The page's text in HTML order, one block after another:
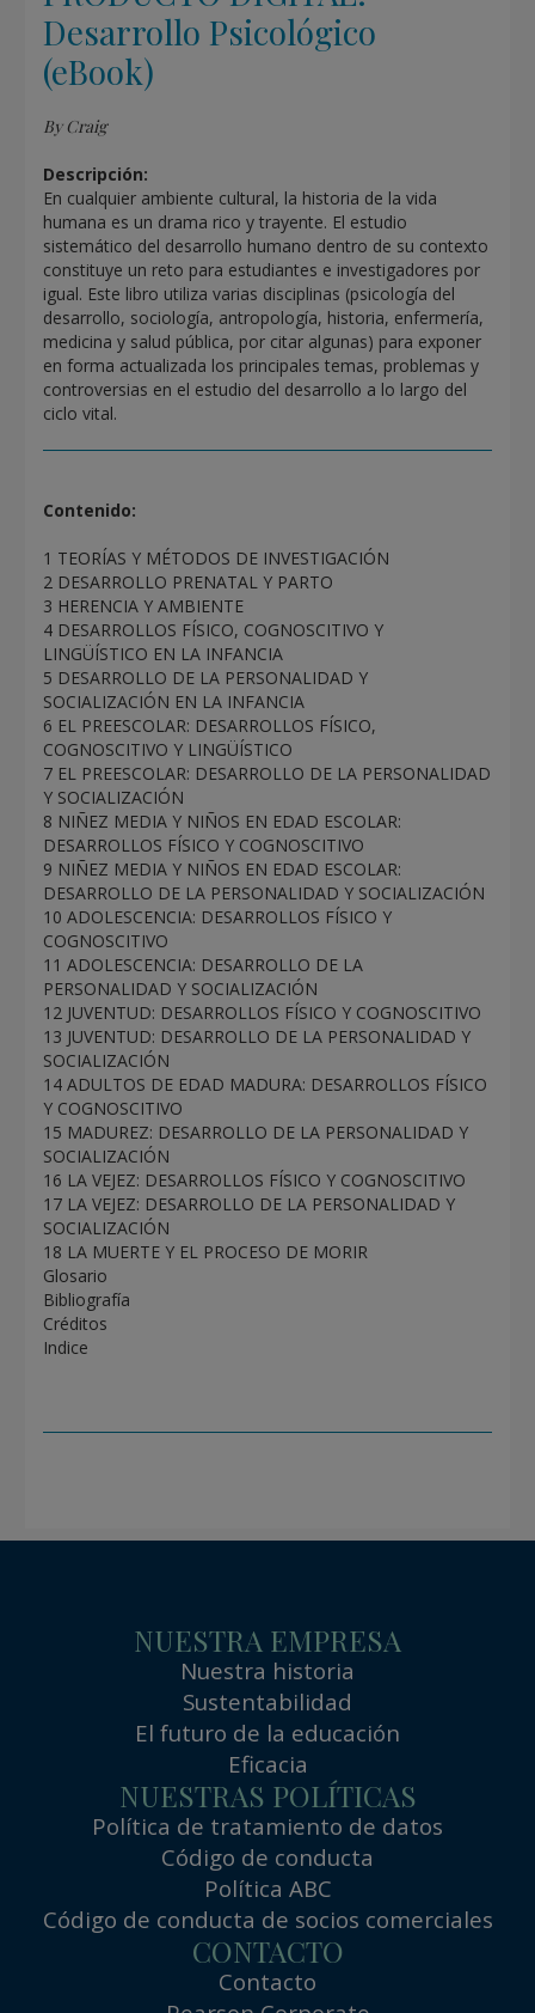
Desarrollo Psicológico
(eBook)
By Craig
Descripción:
En cualquier ambiente cultural, la historia de la vida
humana es un drama rico y trayente. El estudio
sistemático del desarrollo humano dentro de su contexto
constituye un reto para estudiantes e investigadores por
igual. Este libro utiliza varias disciplinas (psicología del
desarrollo, sociología, antropología, historia, enfermería,
medicina y salud pública, por citar algunas) para exponer
en forma actualizada los principales temas, problemas y
controversias en el estudio del desarrollo a lo largo del
ciclo vital.
Contenido:
1 TEORÍAS Y MÉTODOS DE INVESTIGACIÓN
2 DESARROLLO PRENATAL Y PARTO
3 HERENCIA Y AMBIENTE
4 DESARROLLOS FÍSICO, COGNOSCITIVO Y
LINGÜÍSTICO EN LA INFANCIA
5 DESARROLLO DE LA PERSONALIDAD Y
SOCIALIZACIÓN EN LA INFANCIA
6 EL PREESCOLAR: DESARROLLOS FÍSICO,
COGNOSCITIVO Y LINGÜÍSTICO
7 EL PREESCOLAR: DESARROLLO DE LA PERSONALIDAD
Y SOCIALIZACIÓN
8 NIÑEZ MEDIA Y NIÑOS EN EDAD ESCOLAR:
DESARROLLOS FÍSICO Y COGNOSCITIVO
9 NIÑEZ MEDIA Y NIÑOS EN EDAD ESCOLAR:
DESARROLLO DE LA PERSONALIDAD Y SOCIALIZACIÓN
10 ADOLESCENCIA: DESARROLLOS FÍSICO Y
COGNOSCITIVO
11 ADOLESCENCIA: DESARROLLO DE LA
PERSONALIDAD Y SOCIALIZACIÓN
12 JUVENTUD: DESARROLLOS FÍSICO Y COGNOSCITIVO
13 JUVENTUD: DESARROLLO DE LA PERSONALIDAD Y
SOCIALIZACIÓN
14 ADULTOS DE EDAD MADURA: DESARROLLOS FÍSICO
Y COGNOSCITIVO
15 MADUREZ: DESARROLLO DE LA PERSONALIDAD Y
SOCIALIZACIÓN
16 LA VEJEZ: DESARROLLOS FÍSICO Y COGNOSCITIVO
17 LA VEJEZ: DESARROLLO DE LA PERSONALIDAD Y
SOCIALIZACIÓN
18 LA MUERTE Y EL PROCESO DE MORIR
Glosario
Bibliografía
Créditos
Indice
NUESTRA EMPRESA
Nuestra historia
Sustentabilidad
El futuro de la educación
Eficacia
NUESTRAS POLÍTICAS
Política de tratamiento de datos
Código de conducta
Política ABC
Código de conducta de socios comerciales
CONTACTO
Contacto